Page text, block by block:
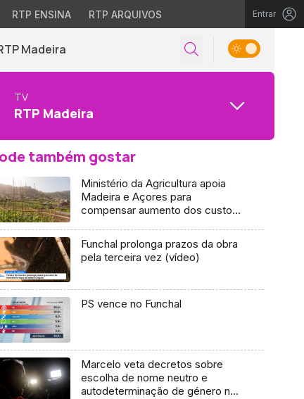
RTP ENSINA RTP ARQUIVOS Entrar
Madeira
TV
RTP Madeira
também gostar
Ministério da Agricultura apoia
Madeira e Açores para
compensar aumento dos custos
Funchal prolonga prazos da obra
pela terceira vez (vídeo)
PS vence no Funchal
Marcelo veta decretos sobre
escolha de nome neutro e
autodeterminação de género nas